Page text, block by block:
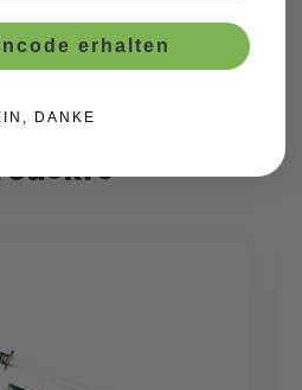
erhalten
DANKE